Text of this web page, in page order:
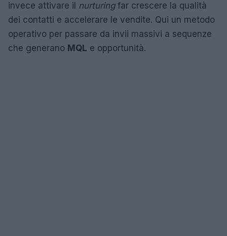
invece attivare il nurturingfar crescere la qualità
dei contatti e accelerare le vendite. Qui un metodo
operativo per passare da invii massivi a sequenze
che generano MQL e opportunità.